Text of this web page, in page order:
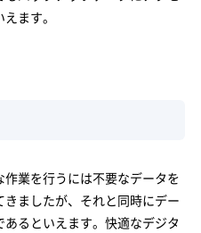
ます。
業を行うには不要なデータを
ましたが、それと同時にデー
るといえます。快適なデジタ